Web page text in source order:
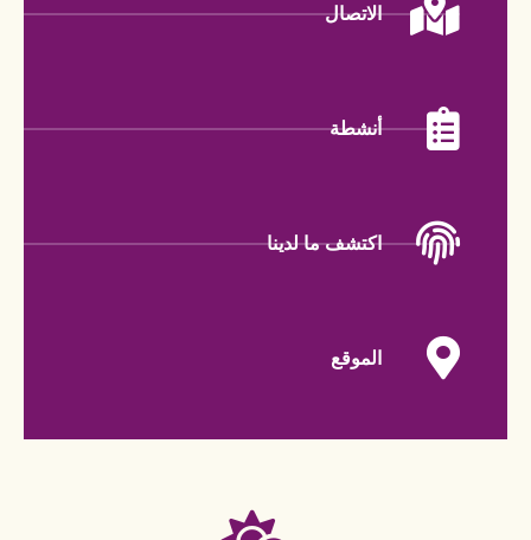
الاتصال
أنشطة
اكتشف ما لدينا
الموقع